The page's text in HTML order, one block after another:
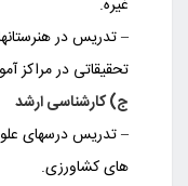
غیره.
– تدریس در
تحقیقاتی در مراکز
ج) کارشناسی ارشد
– تدریس درسهای
های کشاورزی.